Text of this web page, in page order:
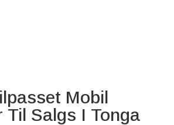
Mobil
Til Salgs I Tonga